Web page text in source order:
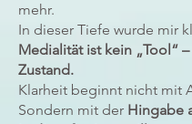
mehr.
In dieser Tiefe wurde mir
Medialität ist kein „Tool“
Zustand.
Klarheit beginnt nicht mit
Sondern mit der Hingabe